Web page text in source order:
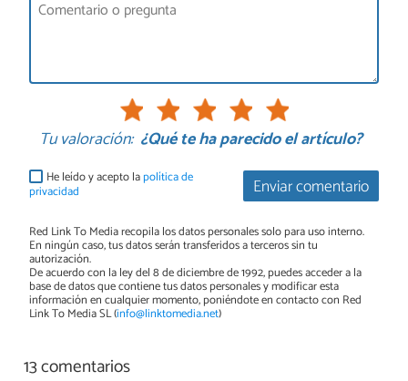
Tu valoración: ¿Qué te ha parecido el artículo?
Enviar comentario
He leído y acepto lapolítica de
privacidad
Red Link To Media recopila los datos personales solo para uso interno.
En ningún caso, tus datos serán transferidos a terceros sin tu
autorización.
De acuerdo con la ley del 8 de diciembre de 1992, puedes acceder a la
base de datos que contiene tus datos personales y modificar esta
información en cualquier momento, poniéndote en contacto con Red
Link To Media SL (info@linktomedia.net)
13 comentarios